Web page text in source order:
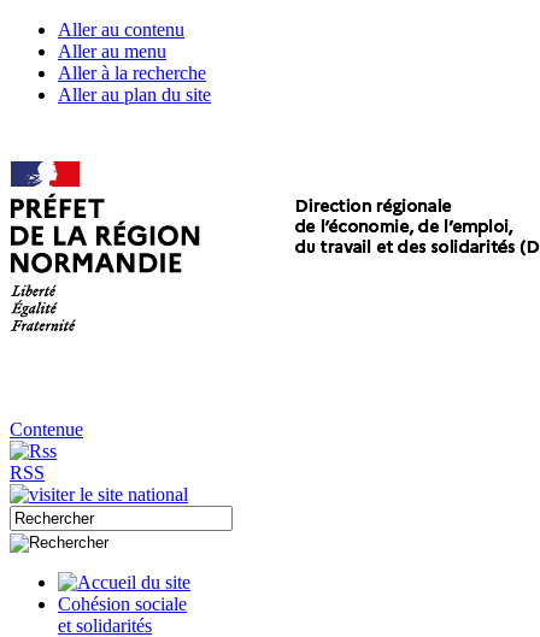
Aller au contenu
Aller au menu
Aller à la recherche
Aller au plan du site
Contenue
RSS
Cohésion sociale
et solidarités